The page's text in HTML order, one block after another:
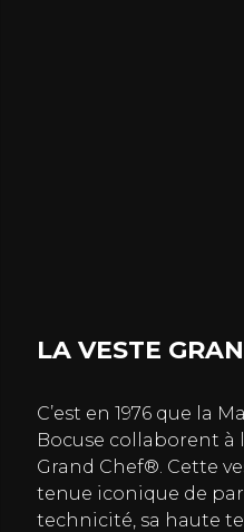
LA VESTE
C’est en 1976 que la
Bocuse collaborent à
Grand Chef®. Cette
tenue iconique de
technicité, sa haute